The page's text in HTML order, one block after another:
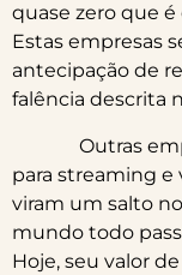
quase zero que
Estas empresas
antecipação de
falência descrita
Outras
para streaming e
viram um salto
mundo todo
Hoje, seu valor